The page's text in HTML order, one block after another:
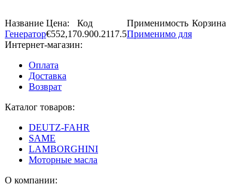
Название Цена: Код Применимость Корзина
Генератор€552,170.900.2117.5Применимо для
Интернет-магазин:
Оплата
Доставка
Возврат
Каталог товаров:
DEUTZ-FAHR
SAME
LAMBORGHINI
Моторные масла
О компании: